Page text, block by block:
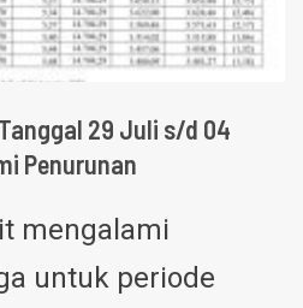
29 Juli s/d 04
Penurunan
mengalami
untuk periode